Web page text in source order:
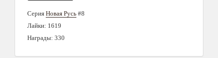
Серия Новая Русь #8
Лайки: 1619
Награды: 330